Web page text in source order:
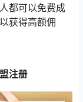
都可以免费成
获得高额佣
注册